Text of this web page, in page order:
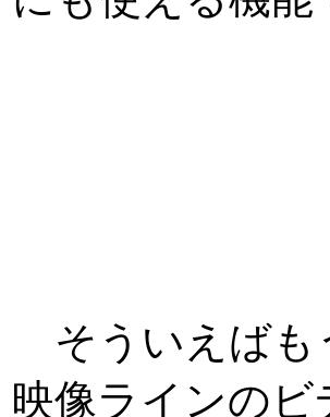
そういえばも
映像ラインの